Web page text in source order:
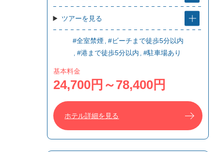
ツアーを見る
#全室禁煙 #ビーチまで徒歩5分以内
#港まで徒歩5分以内
#駐車場あり
基本料金
24,700円～78,400円
ホテル詳細を見る